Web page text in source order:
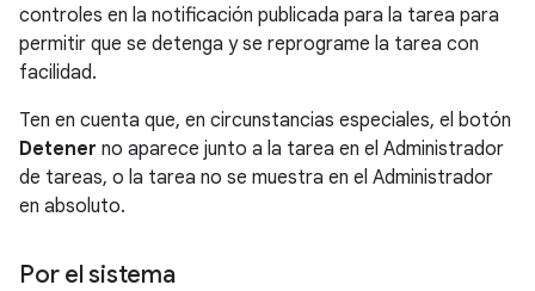
controles en la notificación publicada para la tarea para
permitir que se detenga y se reprograme la tarea con
facilidad.
Ten en cuenta que, en circunstancias especiales, el botón
Detener no aparece junto a la tarea en el Administrador
de tareas, o la tarea no se muestra en el Administrador
en absoluto.
Por el sistema